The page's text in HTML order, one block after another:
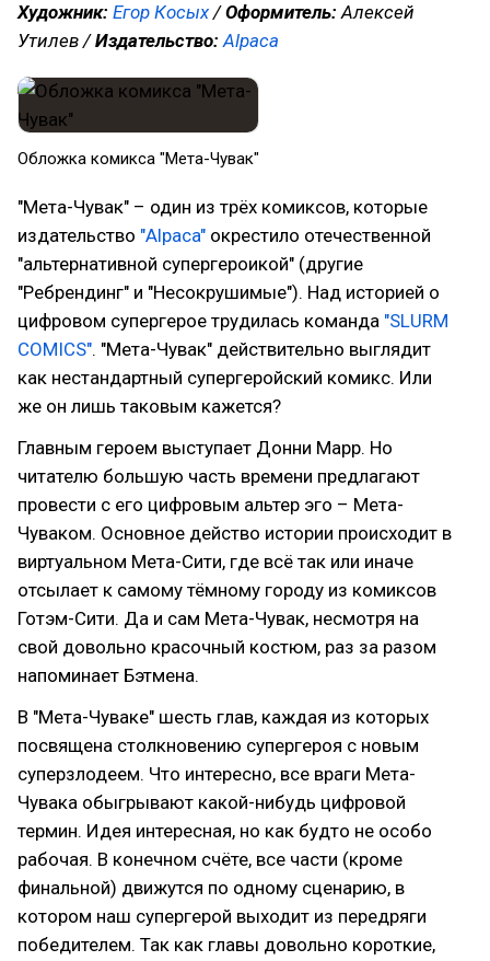
Художник: Егор Косых/Оформитель:Алексей
Утилев /Издательство: Alpaca
Обложка комикса "Мета-Чувак"
"Мета-Чувак" – один из трёх комиксов, которые
издательство "Alpaca" окрестило отечественной
"альтернативной супергероикой" (другие
"Ребрендинг" и "Несокрушимые"). Над историей о
цифровом супергерое трудилась команда "SLURM
COMICS". "Мета-Чувак" действительно выглядит
как нестандартный супергеройский комикс. Или
же он лишь таковым кажется?
Главным героем выступает Донни Марр. Но
читателю большую часть времени предлагают
провести с его цифровым альтер эго – Мета-
Чуваком. Основное действо истории происходит в
виртуальном Мета-Сити, где всё так или иначе
отсылает к самому тёмному городу из комиксов
Готэм-Сити. Да и сам Мета-Чувак, несмотря на
свой довольно красочный костюм, раз за разом
напоминает Бэтмена.
В "Мета-Чуваке" шесть глав, каждая из которых
посвящена столкновению супергероя с новым
суперзлодеем. Что интересно, все враги Мета-
Чувака обыгрывают какой-нибудь цифровой
термин. Идея интересная, но как будто не особо
рабочая. В конечном счёте, все части (кроме
финальной) движутся по одному сценарию, в
котором наш супергерой выходит из передряги
победителем. Так как главы довольно короткие,